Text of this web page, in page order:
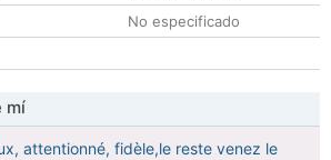
No especificado
mí
attentionné, fidèle,le reste venez le